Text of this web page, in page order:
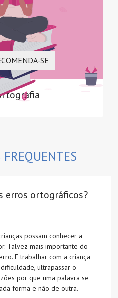
SE
FREQUENTES
erros ortográficos?
possam conhecer a
Talvez mais importante do
E trabalhar com a criança
ultrapassar o
por que uma palavra se
forma e não de outra.